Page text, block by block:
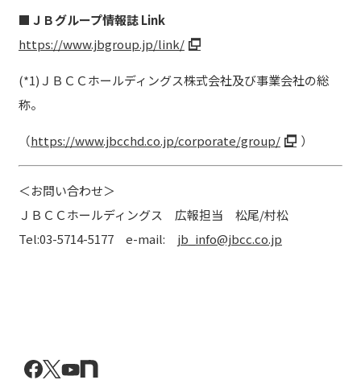
■ ＪＢグループ情報誌 Link
https://www.jbgroup.jp/link/
(*1)ＪＢＣＣホールディングス株式会社及び事業会社の総
称。
（https://www.jbcchd.co.jp/corporate/group/ ）
＜お問い合わせ＞
ＪＢＣＣホールディングス 広報担当 松尾/村松
Tel:03-5714-5177 e-mail: jb_info@jbcc.co.jp